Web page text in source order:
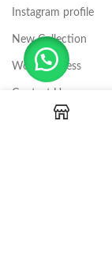
Instagram profile
New Collection
Woman Dress
Contact Us
Latest News